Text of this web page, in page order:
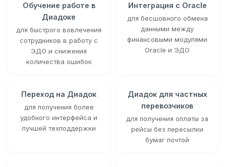
Обучение работе в
Диадоке
для быстрого вовлечения
сотрудников в работу с
ЭДО и снижения
количества ошибок
Интеграция с Oracle
для бесшовного обмена
данными между
финансовыми модулями
Oracle и ЭДО
Переход на Диадок
для получения более
удобного интерфейса и
лучшей техподдержки
Диадок для частных
перевозчиков
для получения оплаты за
рейсы без пересылки
бумаг почтой